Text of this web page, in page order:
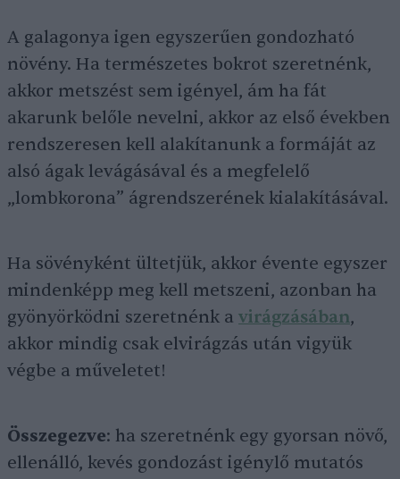
A galagonya igen egyszerűen gondozható
növény. Ha természetes bokrot szeretnénk,
akkor metszést sem igényel, ám ha fát
akarunk belőle nevelni, akkor az első években
rendszeresen kell alakítanunk a formáját az
alsó ágak levágásával és a megfelelő
„lombkorona” ágrendszerének kialakításával.
Ha sövényként ültetjük, akkor évente egyszer
mindenképp meg kell metszeni, azonban ha
gyönyörködni szeretnénk a virágzásában,
akkor mindig csak elvirágzás után vigyük
végbe a műveletet!
Összegezve: ha szeretnénk egy gyorsan növő,
ellenálló, kevés gondozást igénylő mutatós